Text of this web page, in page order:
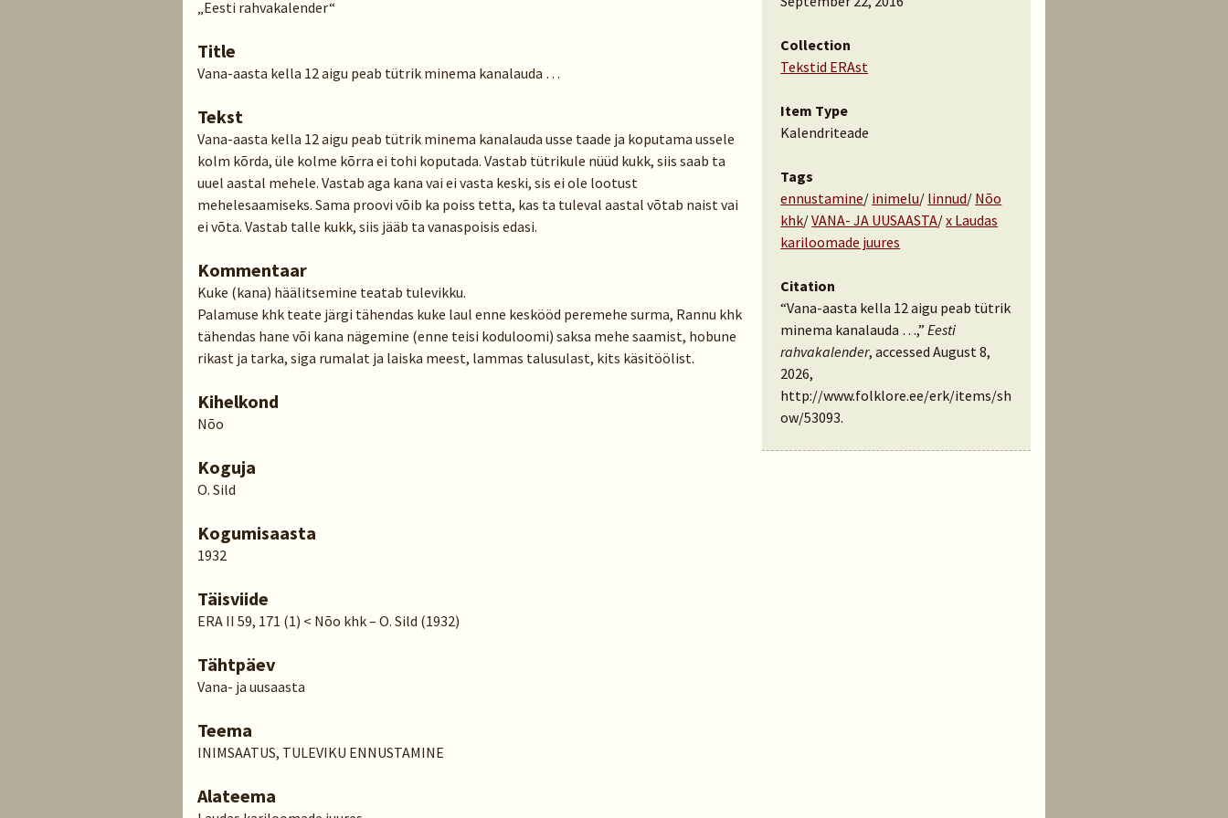
„Eesti rahvakalender“
Title
Vana-aasta kella 12 aigu peab tütrik minema kanalauda …
Tekst
Vana-aasta kella 12 aigu peab tütrik minema kanalauda usse taade ja koputama ussele
kolm kõrda, üle kolme kõrra ei tohi koputada. Vastab tütrikule nüüd kukk, siis saab ta
uuel aastal mehele. Vastab aga kana vai ei vasta keski, sis ei ole lootust
mehelesaamiseks. Sama proovi võib ka poiss tetta, kas ta tuleval aastal võtab naist vai
ei võta. Vastab talle kukk, siis jääb ta vanaspoisis edasi.
Kommentaar
Kuke (kana) häälitsemine teatab tulevikku.
Palamuse khk teate järgi tähendas kuke laul enne keskööd peremehe surma, Rannu khk
tähendas hane või kana nägemine (enne teisi koduloomi) saksa mehe saamist, hobune
rikast ja tarka, siga rumalat ja laiska meest, lammas talusulast, kits käsitöölist.
Kihelkond
Nõo
Koguja
O. Sild
Kogumisaasta
1932
Täisviide
ERA II 59, 171 (1) < Nõo khk – O. Sild (1932)
Tähtpäev
Vana- ja uusaasta
Teema
INIMSAATUS, TULEVIKU ENNUSTAMINE
Alateema
Collection
Tekstid ERAst
Item Type
Kalendriteade
Tags
ennustamine/ inimelu/ linnud/ Nõo
khk/VANA- JA UUSAASTA/x Laudas
kariloomade juures
Citation
“Vana-aasta kella 12 aigu peab tütrik
minema kanalauda …,”Eesti
rahvakalender, accessed August 8,
2026,
http://www.folklore.ee/erk/items/sh
ow/53093.